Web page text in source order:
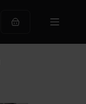
Winkelwagen